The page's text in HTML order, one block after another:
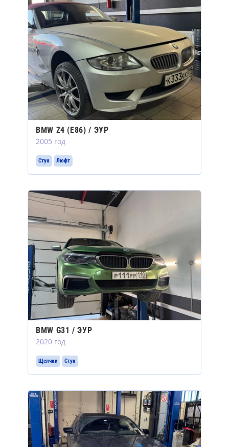
BMW Z4 (E86) / ЭУР
2005 год
Стук Люфт
BMW G31 / ЭУР
2020 год
Щелчки Стук